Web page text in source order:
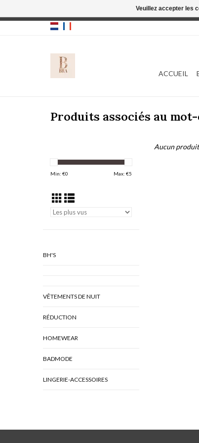
ACCUEIL
Produits associés au
Min: €0 Max: €5
BH'S
VÊTEMENTS DE NUIT
RÉDUCTION
HOMEWEAR
BADMODE
LINGERIE-ACCESSOIRES
Aucun
Veuillez accepter les
Cette